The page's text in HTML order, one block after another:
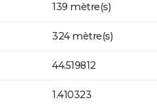
139 mètre(s)
324 mètre(s)
44.519812
1.410323